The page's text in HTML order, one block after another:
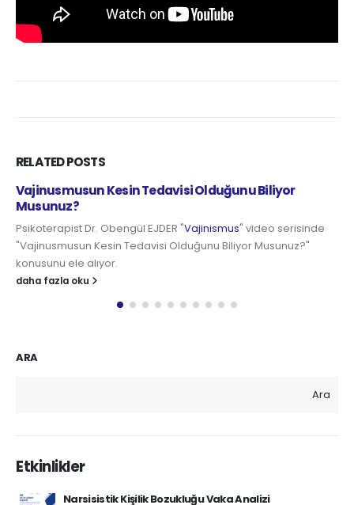
RELATEDPOSTS
serisinde
HİÇ DÜŞÜNDÜNÜZ MÜ, AŞKIN GÖZÜ NEDEN
ARA
Ara
Etkinlikler
Narsisistik Kişilik Bozukluğu Vaka Analizi